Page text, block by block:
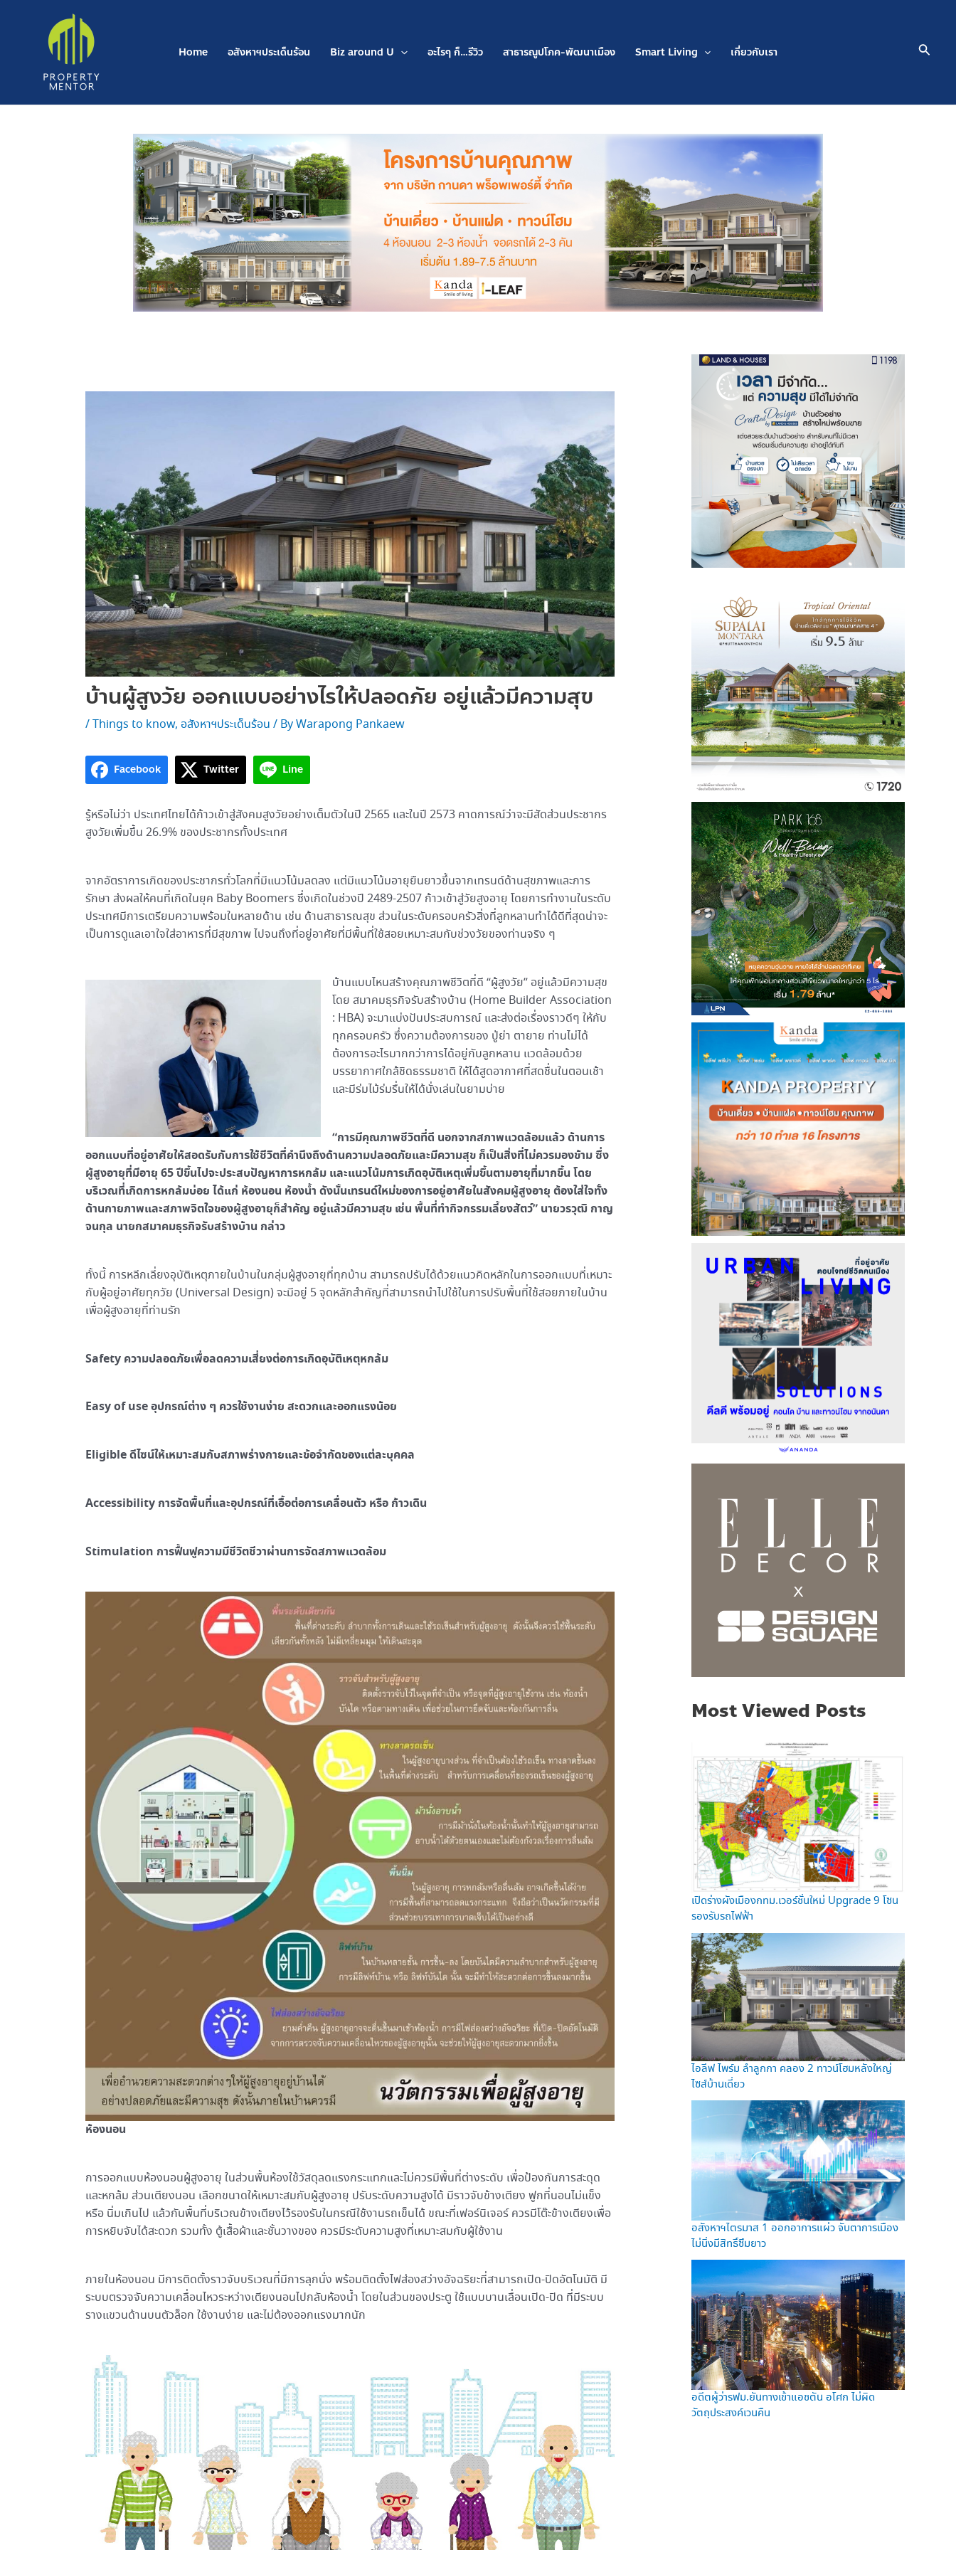
Home อสังหาฯประเด็นร้อน Biz around U อะไรๆ ก็…รีวิว สาธารณูปโภค-พัฒนาเมือง Smart Living เกี่ยวกับเรา
บ้านผู้สูงวัย ออกแบบอย่างไรให้ปลอดภัย อยู่แล้วมีความสุข
/Things to know, อสังหาฯประเด็นร้อน / ByWarapong Pankaew
Facebook Twitter Line
รู้หรือไม่ว่า ประเทศไทยได้ก้าวเข้าสู่สังคมสูงวัยอย่างเต็มตัวในปี 2565 และในปี 2573 คาดการณ์ว่าจะมีสัดส่วนประชากร
สูงวัยเพิ่มขึ้น 26.9% ของประชากรทั้งประเทศ
จากอัตราการเกิดของประชากรทั่วโลกที่มีแนวโน้มลดลง แต่มีแนวโน้มอายุยืนยาวขึ้นจากเทรนด์ด้านสุขภาพและการ
รักษา ส่งผลให้คนที่เกิดในยุค Baby Boomers ซึ่งเกิดในช่วงปี 2489-2507 ก้าวเข้าสู่วัยสูงอายุ โดยการทำงานในระดับ
ประเทศมีการเตรียมความพร้อมในหลายด้าน เช่น ด้านสาธารณสุข ส่วนในระดับครอบครัวสิ่งที่ลูกหลานทำได้ดีที่สุดน่าจะ
เป็นการดูแลเอาใจใส่อาหารที่มีสุขภาพ ไปจนถึงที่อยู่อาศัยที่มีพื้นที่ใช้สอยเหมาะสมกับช่วงวัยของท่านจริง ๆ
บ้านแบบไหนสร้างคุณภาพชีวิตที่ดี “ผู้สูงวัย” อยู่แล้วมีความสุข
โดย สมาคมธุรกิจรับสร้างบ้าน (Home Builder Association
: HBA) จะมาแบ่งปันประสบการณ์ และส่งต่อเรื่องราวดีๆ ให้กับ
ทุกครอบครัว ซึ่งความต้องการของ ปู่ย่า ตายาย ท่านไม่ได้
ต้องการอะไรมากกว่าการได้อยู่กับลูกหลาน แวดล้อมด้วย
บรรยากาศใกล้ชิดธรรมชาติ ให้ได้สูดอากาศที่สดชื่นในตอนเช้า
และมีร่มไม้ร่มรื่นให้ได้นั่งเล่นในยามบ่าย
“การมีคุณภาพชีวิตที่ดี นอกจากสภาพแวดล้อมแล้ว ด้านการ
ออกแบบที่อยู่อาศัยให้สอดรับกับการใช้ชีวิตที่คำนึงถึงด้านความปลอดภัยและมีความสุข ก็เป็นสิ่งที่ไม่ควรมองข้าม ซึ่ง
ผู้สูงอายุที่มีอายุ 65 ปีขึ้นไปจะประสบปัญหาการหกล้ม และแนวโน้มการเกิดอุบัติเหตุเพิ่มขึ้นตามอายุที่มากขึ้น โดย
บริเวณที่เกิดการหกล้มบ่อย ได้แก่ ห้องนอน ห้องน้ำ ดังนั้นเทรนด์ใหม่ของการอยู่อาศัยในสังคมผู้สูงอายุ ต้องใส่ใจทั้ง
ด้านกายภาพและสภาพจิตใจของผู้สูงอายุก็สำคัญ อยู่แล้วมีความสุข เช่น พื้นที่ทำกิจกรรมเลี้ยงสัตว์” นายวรวุฒิ กาญ
จนกุล นายกสมาคมธุรกิจรับสร้างบ้าน กล่าว
ทั้งนี้ การหลีกเลี่ยงอุบัติเหตุภายในบ้านในกลุ่มผู้สูงอายุที่ทุกบ้าน สามารถปรับได้ด้วยแนวคิดหลักในการออกแบบที่เหมาะ
กับผู้อยู่อาศัยทุกวัย (Universal Design) จะมีอยู่ 5 จุดหลักสำคัญที่สามารถนำไปใช้ในการปรับพื้นที่ใช้สอยภายในบ้าน
เพื่อผู้สูงอายุที่ท่านรัก
Safety ความปลอดภัยเพื่อลดความเสี่ยงต่อการเกิดอุบัติเหตุหกล้ม
Easy of use อุปกรณ์ต่าง ๆ ควรใช้งานง่าย สะดวกและออกแรงน้อย
Eligible ดีไซน์ให้เหมาะสมกับสภาพร่างกายและข้อจำกัดของแต่ละบุคคล
Accessibility การจัดพื้นที่และอุปกรณ์ที่เอื้อต่อการเคลื่อนตัว หรือ ก้าวเดิน
Stimulation การฟื้นฟูความมีชีวิตชีวาผ่านการจัดสภาพแวดล้อม
ห้องนอน
การออกแบบห้องนอนผู้สูงอายุ ในส่วนพื้นห้องใช้วัสดุลดแรงกระแทกและไม่ควรมีพื้นที่ต่างระดับ เพื่อป้องกันการสะดุด
และหกล้ม ส่วนเตียงนอน เลือกขนาดให้เหมาะสมกับผู้สูงอายุ ปรับระดับความสูงได้ มีราวจับข้างเตียง ฟูกที่นอนไม่แข็ง
หรือ นิ่มเกินไป แล้วกันพื้นที่บริเวณข้างเตียงไว้รองรับในกรณีใช้งานรถเข็นได้ ขณะที่เฟอร์นิเจอร์ ควรมีโต๊ะข้างเตียงเพื่อ
การหยิบจับได้สะดวก รวมทั้ง ตู้เสื้อผ้าและชั้นวางของ ควรมีระดับความสูงที่เหมาะสมกับผู้ใช้งาน
ภายในห้องนอน มีการติดตั้งราวจับบริเวณที่มีการลุกนั่ง พร้อมติดตั้งไฟส่องสว่างอัจฉริยะที่สามารถเปิด-ปิดอัตโนมัติ มี
ระบบตรวจจับความเคลื่อนไหวระหว่างเตียงนอนไปกลับห้องน้ำ โดยในส่วนของประตู ใช้แบบบานเลื่อนเปิด-ปิด ที่มีระบบ
รางแขวนด้านบนตัวล็อก ใช้งานง่าย และไม่ต้องออกแรงมากนัก
navigation
Most Viewed Posts
เปิดร่างผังเมืองกทม.เวอร์ชั่นใหม่ Upgrade 9 โซน
รองรับรถไฟฟ้า
ไอลีฟ ไพร์ม ลำลูกกา คลอง 2 ทาวน์โฮมหลังใหญ่
ไซส์บ้านเดี่ยว
อสังหาฯไตรมาส 1 ออกอาการแผ่ว จับตาการเมือง
ไม่นิ่งมีสิทธิ์ซึมยาว
อดีตผู้ว่ารฟม.ยันทางเข้าแอชตัน อโศก ไม่ผิด
วัตถุประสงค์เวนคืน